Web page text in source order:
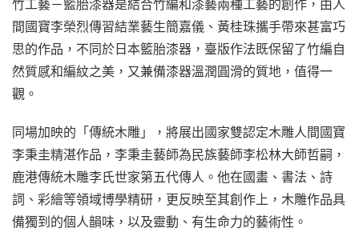
竹工藝－籃胎漆器是結合竹編和漆藝兩種工藝的創作，由人
間國寶李榮烈傳習結業藝生簡嘉儀、黃桂珠攜手帶來甚富巧
思的作品，不同於日本籃胎漆器，臺版作法既保留了竹編自
然質感和編紋之美，又兼備漆器溫潤圓滑的質地，值得一
觀。
同場加映的「傳統木雕」，將展出國家雙認定木雕人間國寶
李秉圭精湛作品，李秉圭藝師為民族藝師李松林大師哲嗣，
鹿港傳統木雕李氏世家第五代傳人。他在國畫、書法、詩
詞、彩繪等領域博學精研，更反映至其創作上，木雕作品具
備獨到的個人韻味，以及靈動、有生命力的藝術性。